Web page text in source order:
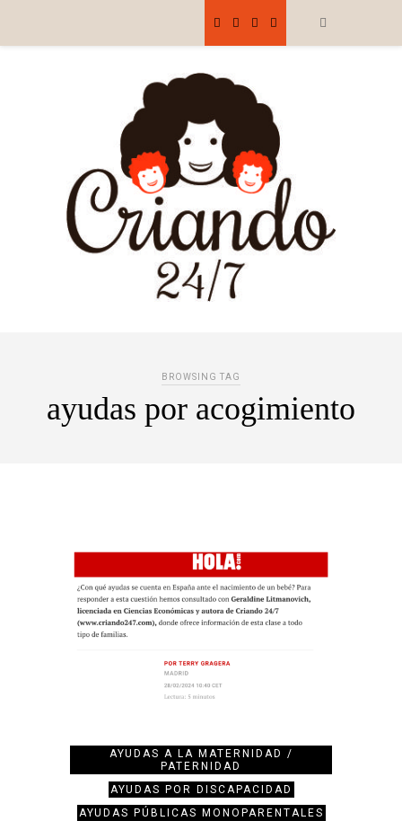
BROWSING TAG
ayudas por acogimiento
AYUDAS A LA MATERNIDAD /
PATERNIDAD
AYUDAS POR DISCAPACIDAD
AYUDAS PÚBLICAS MONOPARENTALES